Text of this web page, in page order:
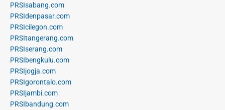
PRSIsabang.com
PRSIdenpasar.com
PRSIcilegon.com
PRSItangerang.com
PRSIserang.com
PRSIbengkulu.com
PRSIjogja.com
PRSIgorontalo.com
PRSIjambi.com
PRSIbandung.com